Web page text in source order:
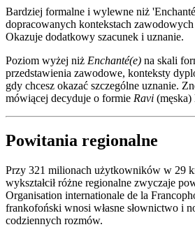
Bardziej formalne i wylewne niż
dopracowanych kontekstach
Okazuje dodatkowy szacunek i uznanie.
Poziom wyżej niż Enchanté(e) na skali
przedstawienia zawodowe, konteksty
gdy chcesz okazać szczególne uznanie.
mówiącej decyduje o formie Ravi (męska)
Powitania regionalne
Przy 321 milionach użytkowników w 29
wykształcił różne regionalne zwyczaje
Organisation internationale de la
frankofoński wnosi własne słownictwo i
codziennych rozmów.